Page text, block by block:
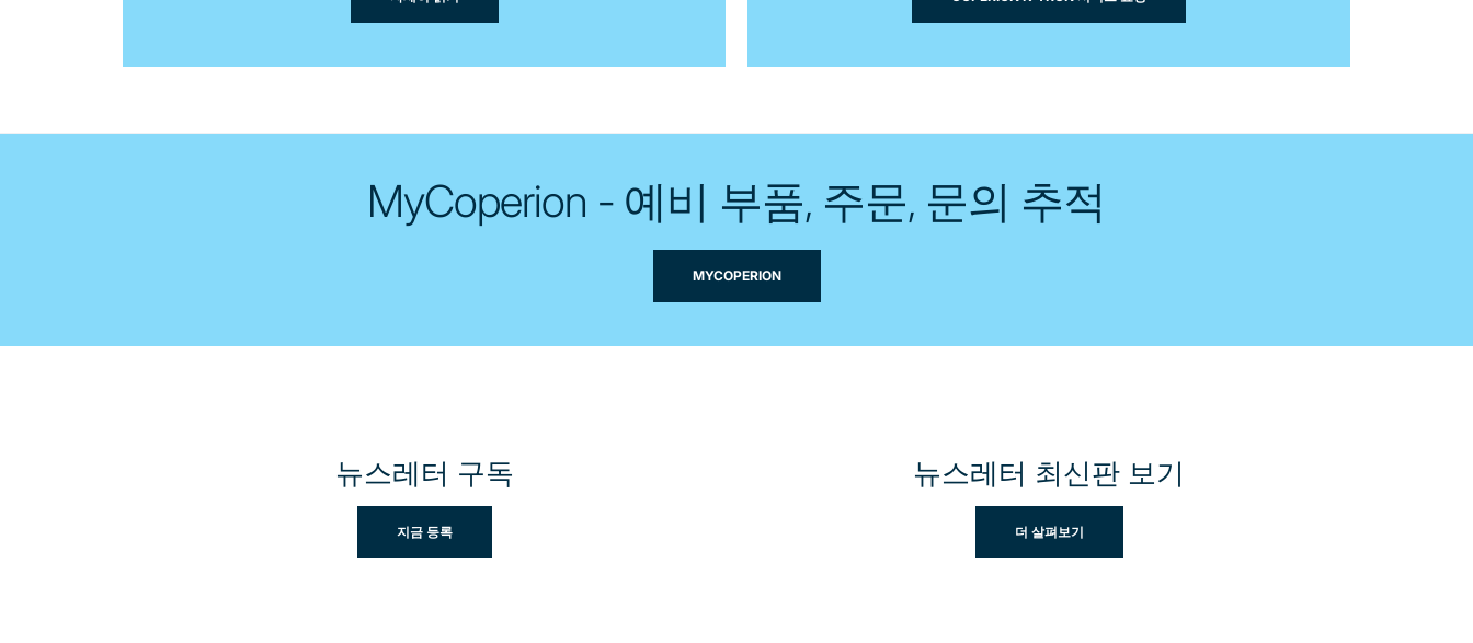
MyCoperion - 예비 부품, 주문, 문의 추적
MYCOPERION
뉴스레터 구독
지금 등록
뉴스레터 최신판 보기
더 살펴보기